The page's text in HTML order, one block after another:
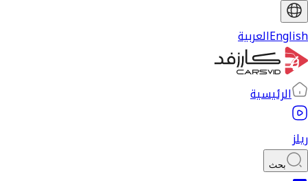
Englishالعربية
الرئيسية
ريلز
بحث